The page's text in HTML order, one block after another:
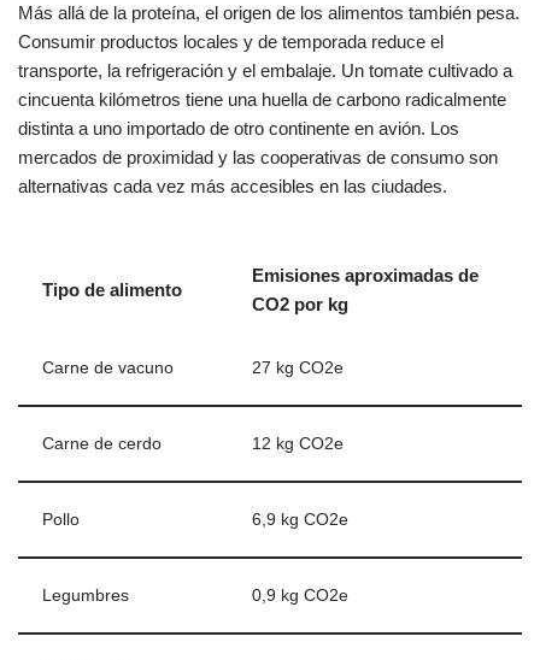
Más allá de la proteína, el origen de los alimentos también pesa.
Consumir productos locales y de temporada reduce el
transporte, la refrigeración y el embalaje. Un tomate cultivado a
cincuenta kilómetros tiene una huella de carbono radicalmente
distinta a uno importado de otro continente en avión. Los
mercados de proximidad y las cooperativas de consumo son
alternativas cada vez más accesibles en las ciudades.
Tipo de alimento
Emisiones aproximadas de
CO2 por kg
Carne de vacuno 27 kg CO2e
Carne de cerdo 12 kg CO2e
Pollo 6,9 kg CO2e
Legumbres 0,9 kg CO2e